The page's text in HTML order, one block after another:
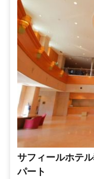
サフィールホテ
パート